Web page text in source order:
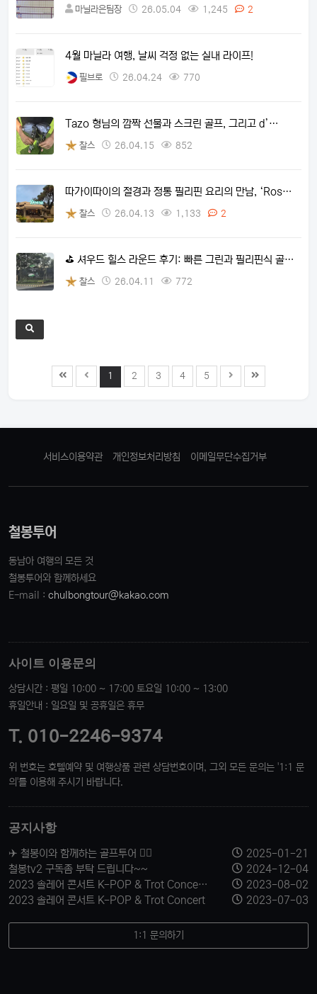
마닐라은팀장 26.05.04 1,245 2
4월 마닐라 여행, 날씨 걱정 없는 실내 라이프!
필브로 26.04.24 770
Tazo 형님의 깜짝 선물과 스크린 골프, 그리고 d’…
찰스 26.04.15 852
따가이따이의 절경과 정통 필리핀 요리의 만남, ‘Ros…
찰스 26.04.13 1,133 2
⛳ 셔우드 힐스 라운드 후기: 빠른 그린과 필리핀식 골…
찰스 26.04.11 772
1 2 3 4 5
서비스이용약관 개인정보처리방침 이메일무단수집거부
철봉투어
동남아 여행의 모든 것
철봉투어와 함께하세요
E-mail : chulbongtour@kakao.com
사이트 이용문의
상담시간 : 평일 10:00 ~ 17:00 토요일 10:00 ~ 13:00
휴일안내 : 일요일 및 공휴일은 휴무
T. 010-2246-9374
위 번호는 호텔예약 및 여행상품 관련 상담번호이며, 그외 모든 문의는 '1:1 문
의'를 이용해 주시기 바랍니다.
공지사항
✈️ 철봉이와 함께하는 골프투어 🏌️‍♂️
2025-01-21
철봉tv2 구독좀 부탁 드립니다~~
2024-12-04
2023 솔레어 콘서트 K-POP & Trot Concert 티켓 신청 받습니다.
2023-08-02
2023 솔레어 콘서트 K-POP & Trot Concert
2023-07-03
1:1 문의하기